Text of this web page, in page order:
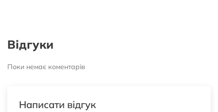
Відгуки
Поки немає коментарів
Написати відгук